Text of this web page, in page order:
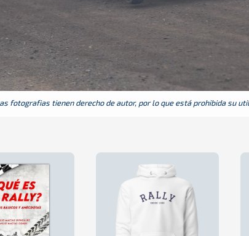
fotografias tienen derecho de autor, por lo que está prohibida su